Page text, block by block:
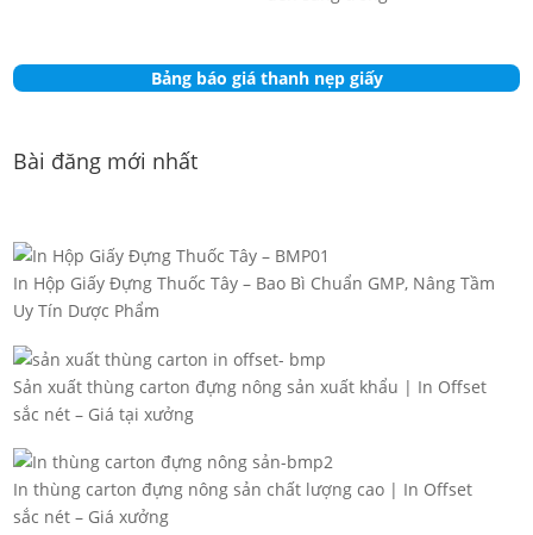
Bảng báo giá thanh nẹp giấy
Bài đăng mới nhất
In Hộp Giấy Đựng Thuốc Tây – Bao Bì Chuẩn GMP, Nâng Tầm
Uy Tín Dược Phẩm
Sản xuất thùng carton đựng nông sản xuất khẩu | In Offset
sắc nét – Giá tại xưởng
In thùng carton đựng nông sản chất lượng cao | In Offset
sắc nét – Giá xưởng